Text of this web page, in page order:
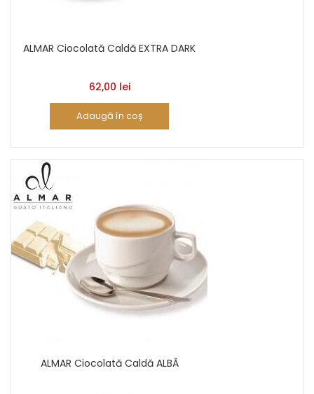
ALMAR Ciocolată Caldă EXTRA DARK
62,00 lei
Adaugă în coș
ALMAR Ciocolată Caldă ALBĂ